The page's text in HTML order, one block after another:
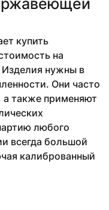
купить
на
Изделия нужны в
Они часто
а также применяют
любого
всегда большой
калиброванный